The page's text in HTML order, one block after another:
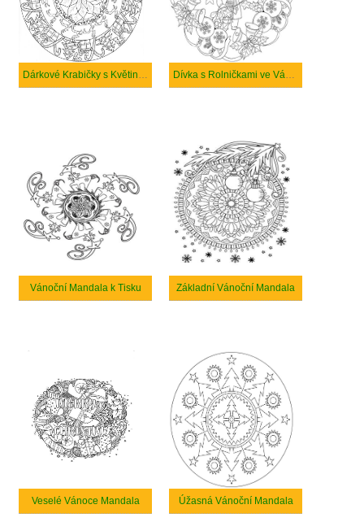
Dárkové Krabičky s Květinami ve Vánoční Mandale Dívka s Rolničkami ve Vánoční Mandale
Vánoční Mandala k Tisku Základní Vánoční Mandala
Veselé Vánoce Mandala Úžasná Vánoční Mandala